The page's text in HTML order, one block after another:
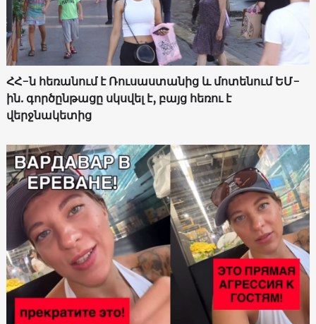
ՀՀ-ն հեռանում է Ռուսաստանից և մոտենում ԵՄ-
ին. գործընթացը սկսվել է, բայց հեռու է
վերջնակետից